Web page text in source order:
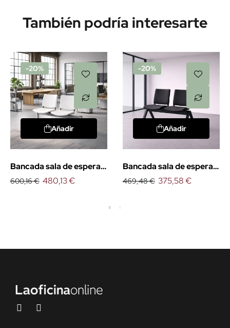
También podría interesarte
-20%
Añadir
Bancada sala de espera
Atenea
600,16 € 480,13 €
-20%
Añadir
Bancada sala de espera
Atenea design
469,48 € 375,58 €